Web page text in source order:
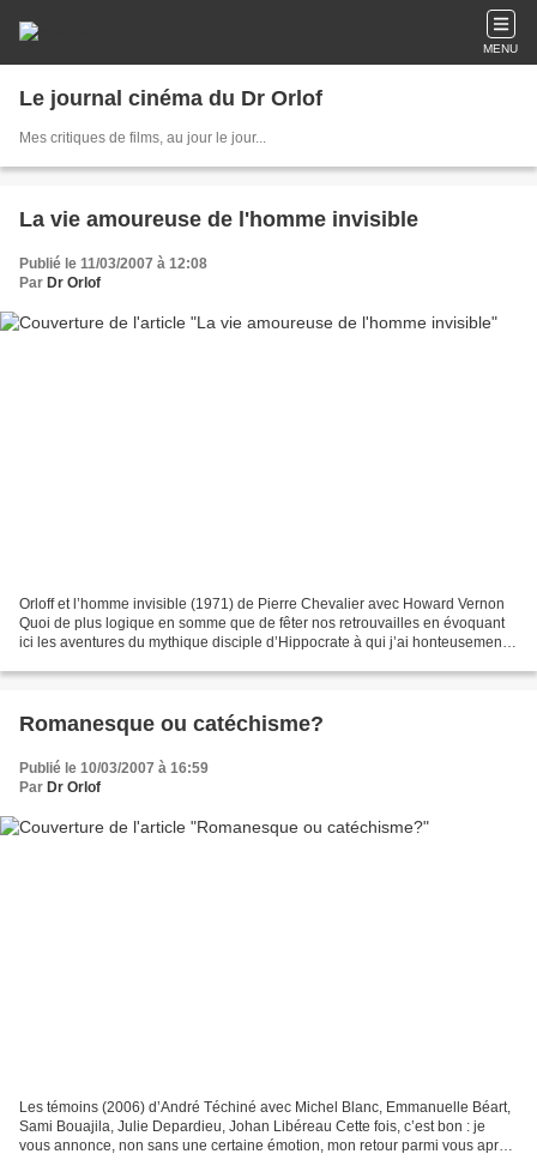
MENU
Le journal cinéma du Dr Orlof
Mes critiques de films, au jour le jour...
La vie amoureuse de l'homme invisible
Publié le 11/03/2007 à 12:08
Par Dr Orlof
Orloff et l’homme invisible (1971) de Pierre Chevalier avec Howard Vernon
Quoi de plus logique en somme que de fêter nos retrouvailles en évoquant
ici les aventures du mythique disciple d’Hippocrate à qui j’ai honteusement
Romanesque ou catéchisme?
Publié le 10/03/2007 à 16:59
Par Dr Orlof
Les témoins (2006) d’André Téchiné avec Michel Blanc, Emmanuelle Béart,
Sami Bouajila, Julie Depardieu, Johan Libéreau Cette fois, c’est bon : je
vous annonce, non sans une certaine émotion, mon retour parmi vous après